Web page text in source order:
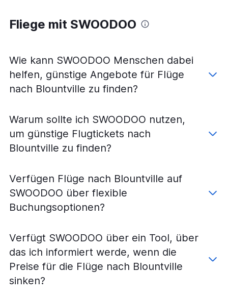
Fliege mit SWOODOO
Wie kann SWOODOO Menschen dabei
helfen, günstige Angebote für Flüge
nach Blountville zu finden?
Warum sollte ich SWOODOO nutzen,
um günstige Flugtickets nach
Blountville zu finden?
Verfügen Flüge nach Blountville auf
SWOODOO über flexible
Buchungsoptionen?
Verfügt SWOODOO über ein Tool, über
das ich informiert werde, wenn die
Preise für die Flüge nach Blountville
sinken?